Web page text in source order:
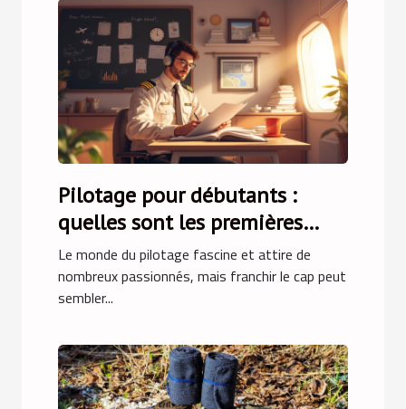
Pilotage pour débutants :
quelles sont les premières
étapes ?
Le monde du pilotage fascine et attire de
nombreux passionnés, mais franchir le cap peut
sembler...